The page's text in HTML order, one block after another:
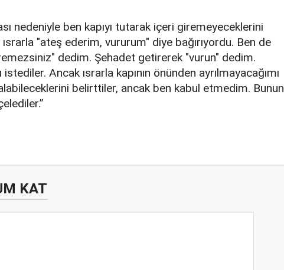
nedeniyle ben kapıyı tutarak içeri giremeyeceklerini
"ateş ederim, vururum" diye bağırıyordu. Ben de
dedim. Şehadet getirerek "vurun" dedim.
istediler. Ancak ısrarla kapının önünden ayrılmayacağımı
belirttiler, ancak ben kabul etmedim. Bunun
KAT